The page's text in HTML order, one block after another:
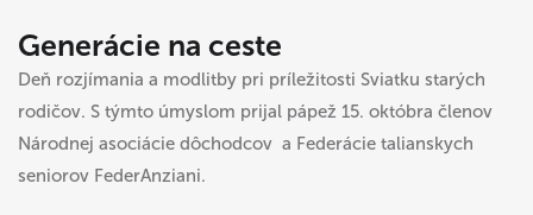
Generácie na ceste
Deň rozjímania a modlitby pri príležitosti Sviatku starých
rodičov. S týmto úmyslom prijal pápež 15. októbra členov
Národnej asociácie dôchodcov a Federácie talianskych
seniorov FederAnziani.